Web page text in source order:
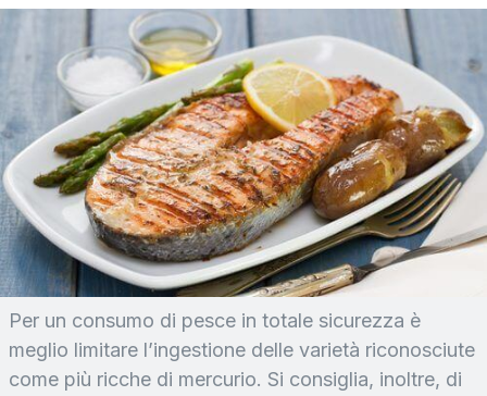
Per un consumo di pesce in totale sicurezza è
meglio limitare l’ingestione delle varietà riconosciute
come più ricche di mercurio. Si consiglia, inoltre, di